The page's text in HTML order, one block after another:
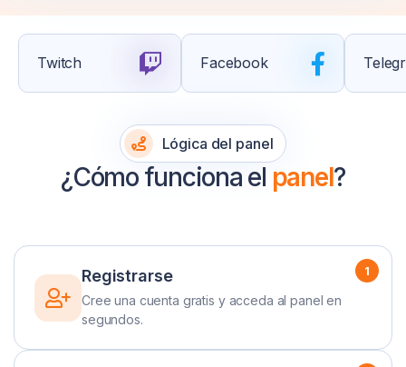
Twitch Facebook
Lógica del panel
¿Cómo funciona el panel?
1
Registrarse
Cree una cuenta gratis y acceda al panel en
segundos.